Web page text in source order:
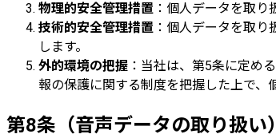
物理的安全管理措置 ：個人データを取り
技術的安全管理措置 ：個人データを取
します。
外的環境の把握 ：当社は、第5条に定め
報の保護に関する制度を把握した上で、
第8条（音声データの取り扱い）